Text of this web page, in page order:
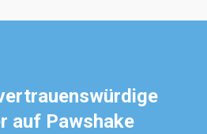
auf Pawshake